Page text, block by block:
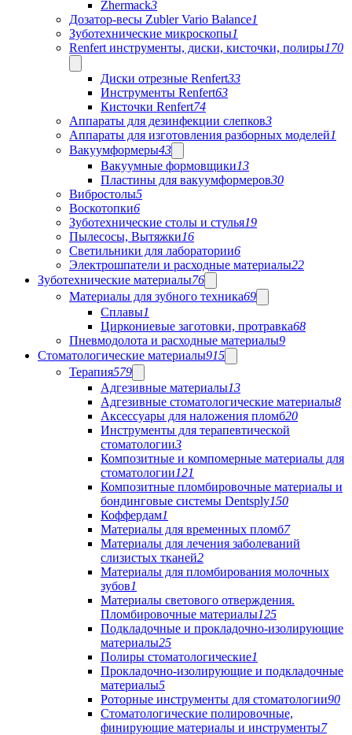
Zhermack3
Дозатор-весы Zubler Vario Balance1
Зуботехнические микроскопы1
Renfert инструменты, диски, кисточки, полиры170
Диски отрезные Renfert33
Инструменты Renfert63
Кисточки Renfert74
Аппараты для дезинфекции слепков3
Аппараты для изготовления разборных моделей1
Вакуумформеры43
Вакуумные формовщики13
Пластины для вакуумформеров30
Вибростолы5
Воскотопки6
Зуботехнические столы и стулья19
Пылесосы, Вытяжки16
Светильники для лаборатории6
Электрошпатели и расходные материалы22
Зуботехнические материалы76
Материалы для зубного техника69
Сплавы1
Циркониевые заготовки, протравка68
Пневмодолота и расходные материалы9
Стоматологические материалы915
Терапия579
Адгезивные материалы13
Адгезивные стоматологические материалы8
Аксессуары для наложения пломб20
Инструменты для терапевтической
стоматологии3
Композитные и компомерные материалы для
стоматологии121
Композитные пломбировочные материалы и
бондинговые системы Dentsply150
Коффердам1
Материалы для временных пломб7
Материалы для лечения заболеваний
слизистых тканей2
Материалы для пломбирования молочных
зубов1
Материалы светового отверждения.
Пломбировочные материалы125
Подкладочные и прокладочно-изолирующие
материалы25
Полиры стоматологические1
Прокладочно-изолирующие и подкладочные
материалы5
Роторные инструменты для стоматологии90
Стоматологические полировочные,
финирующие материалы и инструменты7